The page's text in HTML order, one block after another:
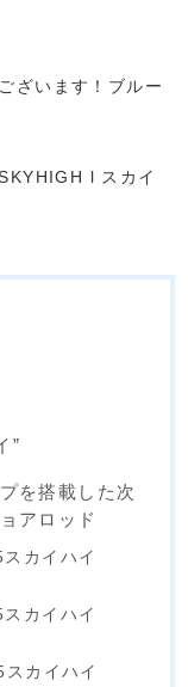
ざいます！ブルー
l スカイ
”
を搭載した次
アロッド
カイハイ
カイハイ
カイハイ